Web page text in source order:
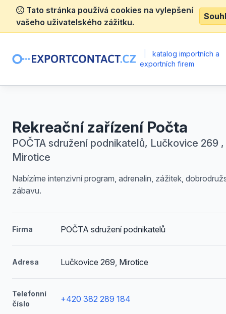
Tato stránka používá cookies na vylepšení
vašeho uživatelského zážitku.
katalog importních a
exportních firem
Rekreační zařízení Počta
POČTA sdružení podnikatelů, Lučkovice 269 ,
Mirotice
Nabízíme intenzivní program, adrenalin, zážitek,
zábavu.
Firma POČTA sdružení podnikatelů
Adresa Lučkovice 269, Mirotice
Telefonní
číslo
+420 382 289 184